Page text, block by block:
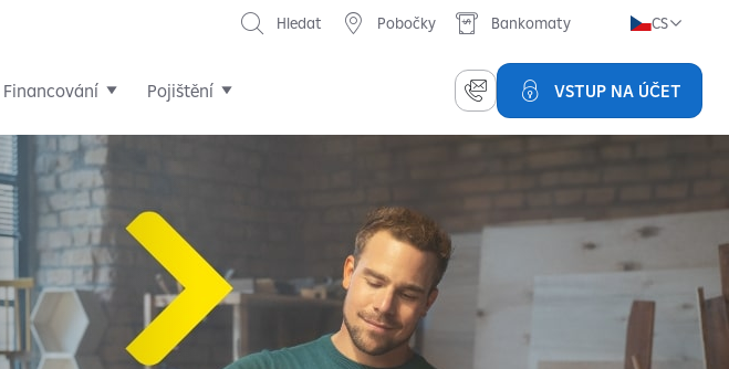
Financování Pojištění VSTUP NA ÚČET
CS
Hledat Pobočky Bankomaty